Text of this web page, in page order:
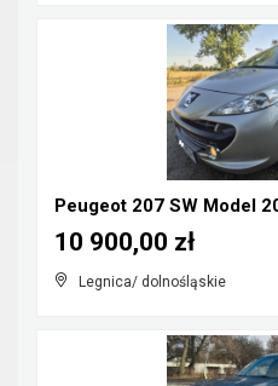
Legnica/ dolnośląskie
10 900,00 zł